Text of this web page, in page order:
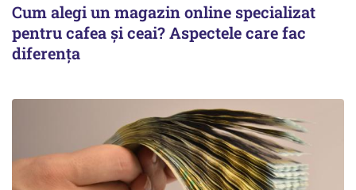
Cum alegi un magazin online specializat
pentru cafea și ceai? Aspectele care fac
diferența